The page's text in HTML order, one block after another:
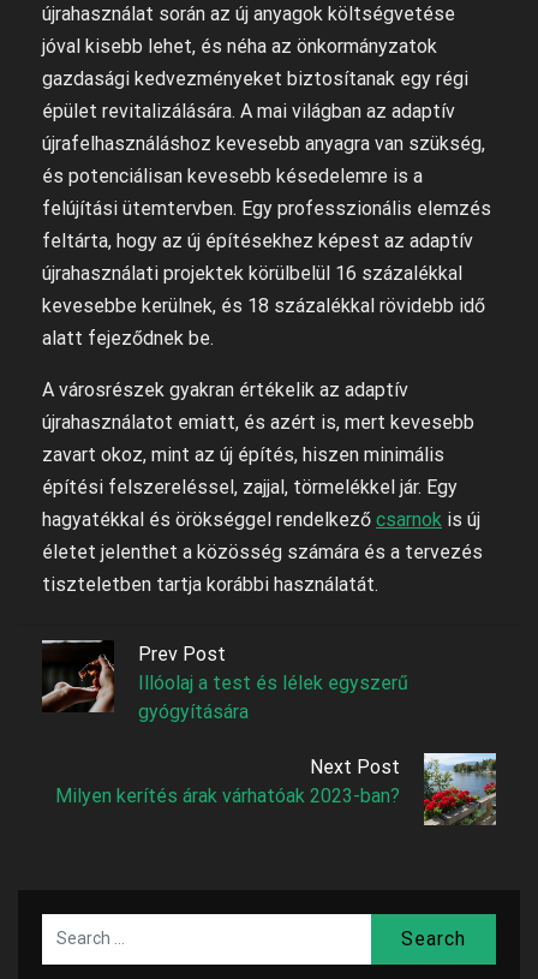
újrahasználat során az új anyagok költségvetése
jóval kisebb lehet, és néha az önkormányzatok
gazdasági kedvezményeket biztosítanak egy régi
épület revitalizálására. A mai világban az adaptív
újrafelhasználáshoz kevesebb anyagra van szükség,
és potenciálisan kevesebb késedelemre is a
felújítási ütemtervben. Egy professzionális elemzés
feltárta, hogy az új építésekhez képest az adaptív
újrahasználati projektek körülbelül 16 százalékkal
kevesebbe kerülnek, és 18 százalékkal rövidebb idő
alatt fejeződnek be.
A városrészek gyakran értékelik az adaptív
újrahasználatot emiatt, és azért is, mert kevesebb
zavart okoz, mint az új építés, hiszen minimális
építési felszereléssel, zajjal, törmelékkel jár. Egy
hagyatékkal és örökséggel rendelkező csarnok is új
életet jelenthet a közösség számára és a tervezés
tiszteletben tartja korábbi használatát.
Prev Post
Illóolaj a test és lélek egyszerű
gyógyítására
Next Post
Milyen kerítés árak várhatóak 2023-ban?